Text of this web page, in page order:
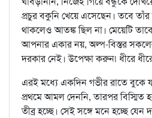
প্রচুর বকুনি খেয়ে এসেছেন। তবে তাঁর
থাকলেও আতঙ্ক ছিল না। মেয়েটি তাকে
আপনার একার নয়, অল্প-বিস্তর
দরকার নেই। উপেক্ষা করুন৷ ধীরে
এরই মধ্যে একদিন গভীর রাতে বুকে
প্রথমে আমল দেননি, তারপর বিস্মিত
তীব্র হচ্ছে। সেই সঙ্গে মনে হচ্ছে